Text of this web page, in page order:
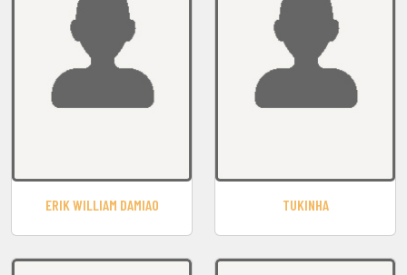
ERIK WILLIAM DAMIAO TUKINHA